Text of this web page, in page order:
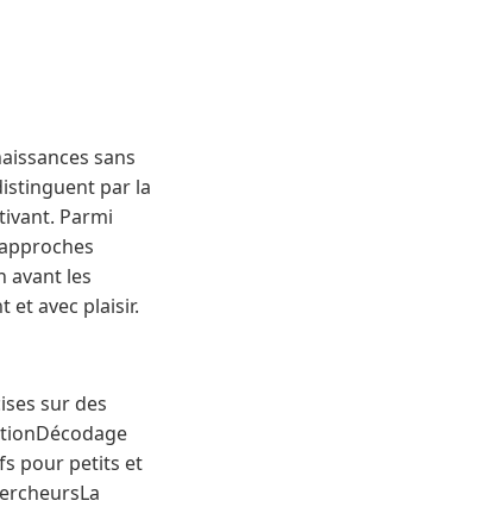
sans
par la
Parmi
avant les
et avec plaisir.
sur des
pour petits et